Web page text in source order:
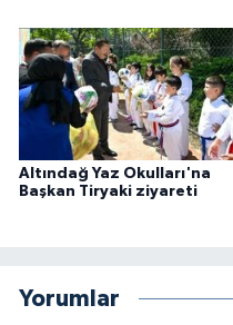
Altındağ Yaz Okulları'na
Başkan Tiryaki ziyareti
Yorumlar